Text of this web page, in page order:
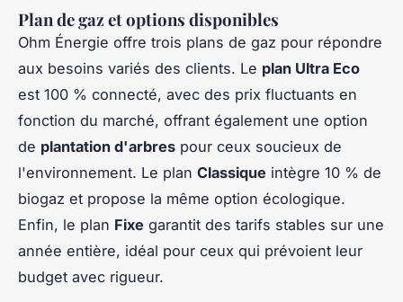
Plan de gaz et options disponibles
Ohm Énergie offre trois plans de gaz pour répondre
aux besoins variés des clients. Le plan Ultra Eco
est 100 % connecté, avec des prix fluctuants en
fonction du marché, offrant également une option
de plantation d'arbres pour ceux soucieux de
l'environnement. Le plan Classique intègre 10 % de
biogaz et propose la même option écologique.
Enfin, le plan Fixe garantit des tarifs stables sur une
année entière, idéal pour ceux qui prévoient leur
budget avec rigueur.